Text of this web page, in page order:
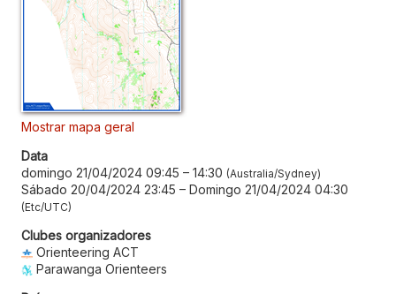
Mostrar mapa geral
Data
domingo 21/04/2024 09:45 – 14:30 Australia/Sydney
Sábado 20/04/2024 23:45 – Domingo 21/04/2024 04:30
Etc/UTC
Clubes organizadores
Orienteering ACT
Parawanga Orienteers